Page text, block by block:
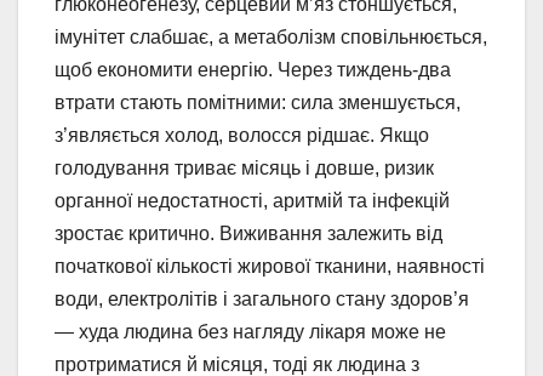
імунітет слабшає, а метаболізм сповільнюється,
щоб економити енергію. Через тиждень-два
втрати стають помітними: сила зменшується,
з’являється холод, волосся рідшає. Якщо
голодування триває місяць і довше, ризик
органної недостатності, аритмій та інфекцій
зростає критично. Виживання залежить від
початкової кількості жирової тканини, наявності
води, електролітів і загального стану здоров’я
— худа людина без нагляду лікаря може не
протриматися й місяця, тоді як людина з